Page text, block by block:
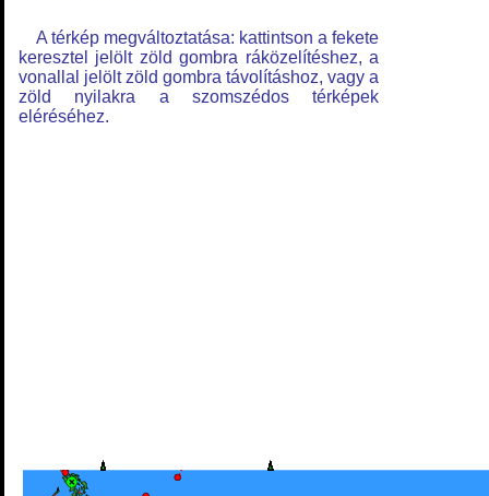
A térkép megváltoztatása: kattintson a fekete
keresztel jelölt zöld gombra ráközelítéshez, a
vonallal jelölt zöld gombra távolításhoz, vagy a
zöld nyilakra a szomszédos térképek
eléréséhez.